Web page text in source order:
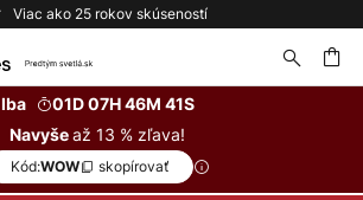
Viac ako 25 rokov skúseností
Iba
01D 07H 46M 41S
Navyšeaž 13 % zľava!
Kód:WOW skopírovať